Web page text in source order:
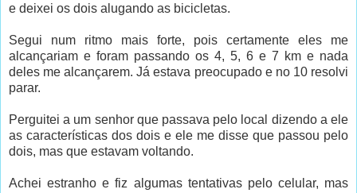
e deixei os dois alugando as bicicletas.
Segui num ritmo mais forte, pois certamente eles me
alcançariam e foram passando os 4, 5, 6 e 7 km e nada
deles me alcançarem. Já estava preocupado e no 10 resolvi
parar.
Perguitei a um senhor que passava pelo local dizendo a ele
as características dos dois e ele me disse que passou pelo
dois, mas que estavam voltando.
Achei estranho e fiz algumas tentativas pelo celular, mas